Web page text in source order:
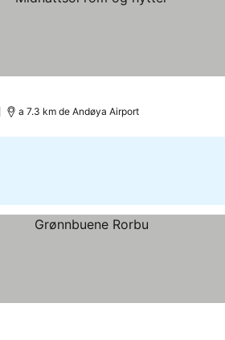
a 7.3 km de Andøya Airport